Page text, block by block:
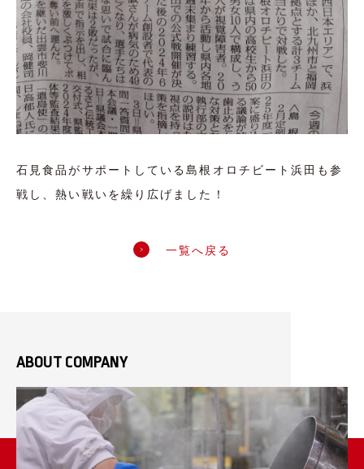
石見食品がサポートしている島根オロチビート浜田も参
戦し、熱い戦いを繰り広げました！
一覧へ戻る
ABOUT COMPANY